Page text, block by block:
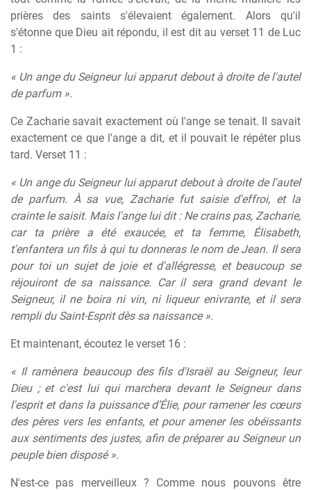
prières des saints s'élevaient également. Alors qu'il
s'étonne que Dieu ait répondu, il est dit au verset 11 de Luc
1 :
« Un ange du Seigneur lui apparut debout à droite de l'autel
de parfum ».
Ce Zacharie savait exactement où l'ange se tenait. Il savait
exactement ce que l'ange a dit, et il pouvait le répéter plus
tard. Verset 11 :
« Un ange du Seigneur lui apparut debout à droite de l'autel
de parfum. À sa vue, Zacharie fut saisie d'effroi, et la
crainte le saisit. Mais l'ange lui dit : Ne crains pas, Zacharie,
car ta prière a été exaucée, et ta femme, Élisabeth,
t'enfantera un fils à qui tu donneras le nom de Jean. Il sera
pour toi un sujet de joie et d'allégresse, et beaucoup se
réjouiront de sa naissance. Car il sera grand devant le
Seigneur, il ne boira ni vin, ni liqueur enivrante, et il sera
rempli du Saint-Esprit dès sa naissance ».
Et maintenant, écoutez le verset 16 :
« Il ramènera beaucoup des fils d'Israël au Seigneur, leur
Dieu ; et c'est lui qui marchera devant le Seigneur dans
l'esprit et dans la puissance d’Élie, pour ramener les cœurs
des pères vers les enfants, et pour amener les obéissants
aux sentiments des justes, afin de préparer au Seigneur un
peuple bien disposé ».
N'est-ce pas merveilleux ? Comme nous pouvons être